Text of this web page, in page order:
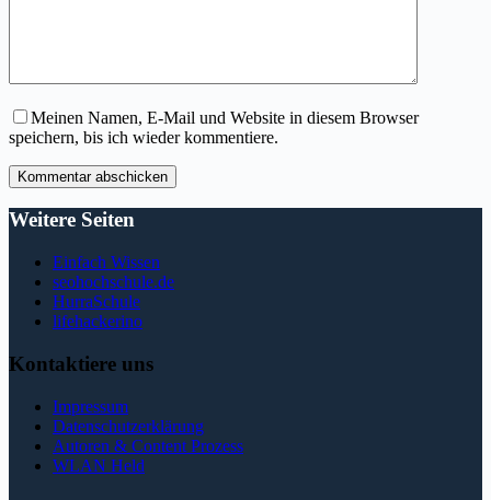
Meinen Namen, E-Mail und Website in diesem Browser
speichern, bis ich wieder kommentiere.
Kommentar abschicken
Weitere Seiten
Einfach Wissen
seohochschule.de
HurraSchule
lifehackerino
Kontaktiere uns
Impressum
Datenschutzerklärung
Autoren & Content Prozess
WLAN Held